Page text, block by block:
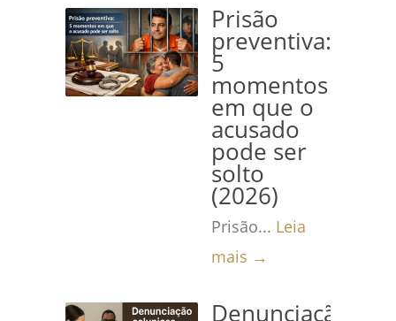
Prisão
preventiva:
5
momentos
em que o
acusado
pode ser
solto
(2026)
Prisão... Leia
mais →
Denunciação